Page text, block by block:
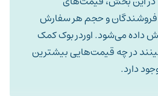
فروشندگان و حجم هر سفارش
داده می‌شود. اوردر بوک کمک
در چه قیمت‌هایی بیشترین
دارد.